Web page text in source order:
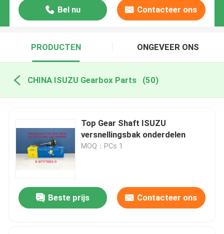
Bel nu Contacteer ons
PRODUCTEN ONGEVEER ONS
CHINA ISUZU Gearbox Parts (50)
Top Gear Shaft ISUZU
versnellingsbak onderdelen
MOQ：PCs 1
Beste prijs Contacteer ons